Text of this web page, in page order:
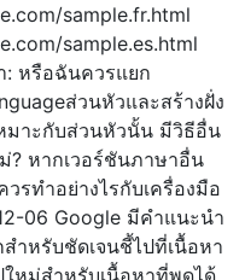
sample.fr.html
sample.es.html
หรือฉันควรแยก
ส่วนหัวและสร้างฝั่ง
หมาะกับส่วนหัวนั้น มีวิธีอื่น
? หากเวอร์ชันภาษาอื่น
รทำอย่างไรกับเครื่องมือ
06 Google มีคำแนะนำ
ำหรับชัดเจนชี้ไปที่เนื้อหา
หม่สำหรับเนื้อหาที่พูดได้